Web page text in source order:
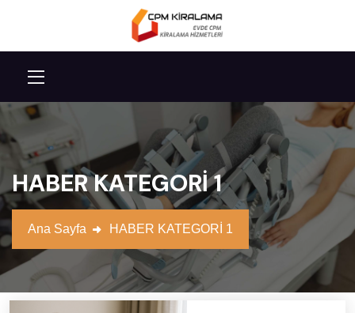
HABER KATEGORİ 1
Ana Sayfa HABER KATEGORİ 1